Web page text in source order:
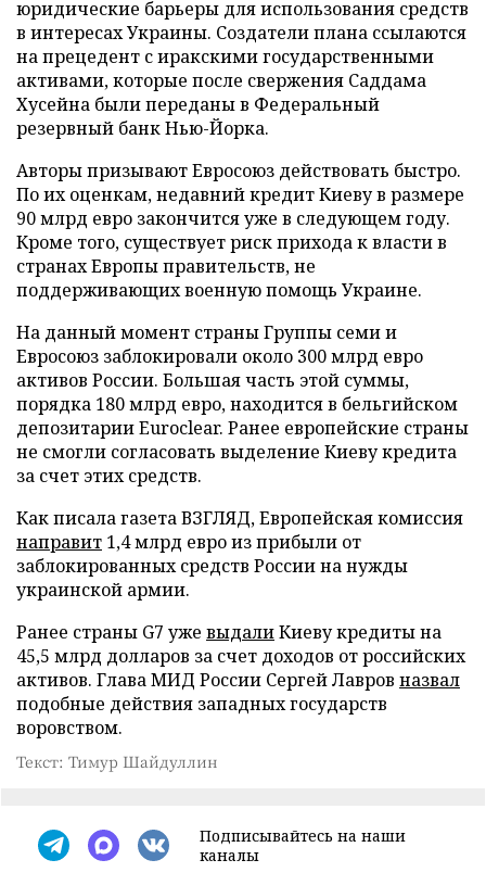
юридические барьеры для использования средств
в интересах Украины. Создатели плана ссылаются
на прецедент с иракскими государственными
активами, которые после свержения Саддама
Хусейна были переданы в Федеральный
резервный банк Нью-Йорка.
Авторы призывают Евросоюз действовать быстро.
По их оценкам, недавний кредит Киеву в размере
90 млрд евро закончится уже в следующем году.
Кроме того, существует риск прихода к власти в
странах Европы правительств, не
поддерживающих военную помощь Украине.
На данный момент страны Группы семи и
Евросоюз заблокировали около 300 млрд евро
активов России. Большая часть этой суммы,
порядка 180 млрд евро, находится в бельгийском
депозитарии Euroclear. Ранее европейские страны
не смогли согласовать выделение Киеву кредита
за счет этих средств.
Как писала газета ВЗГЛЯД, Европейская комиссия
направит 1,4 млрд евро из прибыли от
заблокированных средств России на нужды
украинской армии.
Ранее страны G7 уже выдалиКиеву кредиты на
45,5 млрд долларов за счет доходов от российских
активов. Глава МИД России Сергей Лавров назвал
подобные действия западных государств
воровством.
Текст: Тимур Шайдуллин
Подписывайтесь на наши
каналы